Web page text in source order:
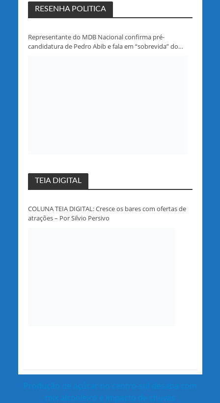
RESENHA POLITICA
Representante do MDB Nacional confirma pré-
candidatura de Pedro Abib e fala em “sobrevida” do
TEIA DIGITAL
COLUNA TEIA DIGITAL: Cresce os bares com ofertas de
atrações – Por Silvio Persivo
Produção de açúcar no centro-sul desaba com
mix alcooleiro e impacto de chuvas